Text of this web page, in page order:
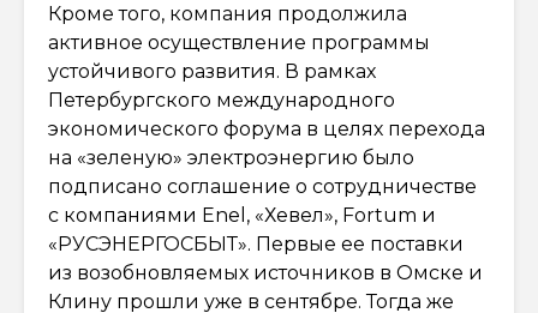
Кроме того, компания продолжила
активное осуществление программы
устойчивого развития. В рамках
Петербургского международного
экономического форума в целях перехода
на «зеленую» электроэнергию было
подписано соглашение о сотрудничестве
с компаниями Enel, «Хевел», Fortum и
«РУСЭНЕРГОСБЫТ». Первые ее поставки
из возобновляемых источников в Омске и
Клину прошли уже в сентябре. Тогда же